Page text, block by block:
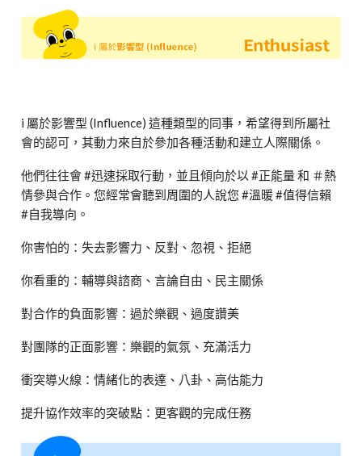
i 屬於影響型 (Influence) 這種類型的同事，希望得到所屬社
會的認可，其動力來自於參加各種活動和建立人際關係。
他們往往會 #迅速採取行動，並且傾向於以 #正能量 和 ＃熱
情參與合作。您經常會聽到周圍的人說您 #溫暖 #值得信賴
#自我導向。
你害怕的：失去影響力、反對、忽視、拒絕
你看重的：輔導與諮商、言論自由、民主關係
對合作的負面影響：過於樂觀、過度讚美
對團隊的正面影響：樂觀的氣氛、充滿活力
衝突導火線：情緒化的表達、八卦、高估能力
提升協作效率的突破點：更客觀的完成任務